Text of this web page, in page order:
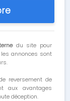
du site pour
annonces sont
reversement de
aux avantages
déception.